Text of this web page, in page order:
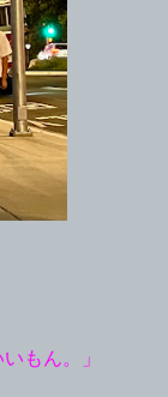
もん。」